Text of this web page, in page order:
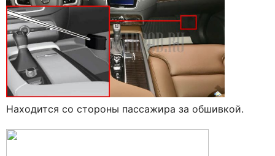
Находится со стороны пассажира за обшивкой.